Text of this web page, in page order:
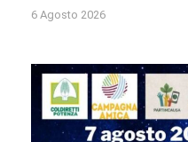
6 Agosto 2026